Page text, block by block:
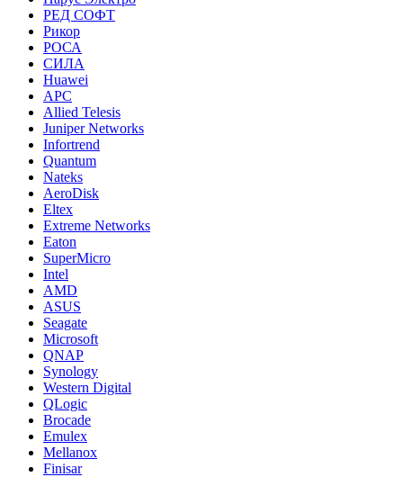
РЕД СОФТ
Рикор
РОСА
СИЛА
Huawei
APC
Allied Telesis
Juniper Networks
Infortrend
Quantum
Nateks
AeroDisk
Eltex
Extreme Networks
Eaton
SuperMicro
Intel
AMD
ASUS
Seagate
Microsoft
QNAP
Synology
Western Digital
QLogic
Brocade
Emulex
Mellanox
Finisar